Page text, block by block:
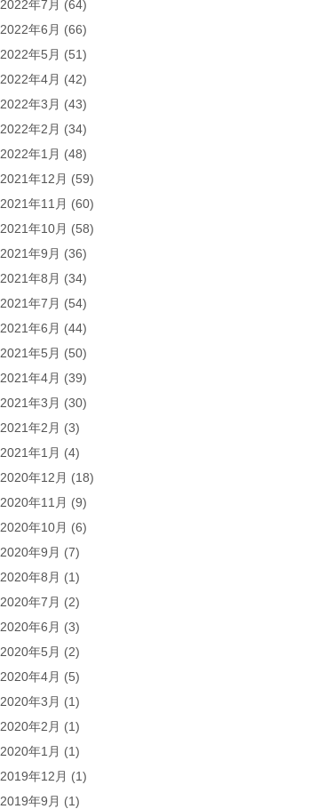
2022年7月 (64)
2022年6月 (66)
2022年5月 (51)
2022年4月 (42)
2022年3月 (43)
2022年2月 (34)
2022年1月 (48)
2021年12月 (59)
2021年11月 (60)
2021年10月 (58)
2021年9月 (36)
2021年8月 (34)
2021年7月 (54)
2021年6月 (44)
2021年5月 (50)
2021年4月 (39)
2021年3月 (30)
2021年2月 (3)
2021年1月 (4)
2020年12月 (18)
2020年11月 (9)
2020年10月 (6)
2020年9月 (7)
2020年8月 (1)
2020年7月 (2)
2020年6月 (3)
2020年5月 (2)
2020年4月 (5)
2020年3月 (1)
2020年2月 (1)
2020年1月 (1)
2019年12月 (1)
2019年9月 (1)